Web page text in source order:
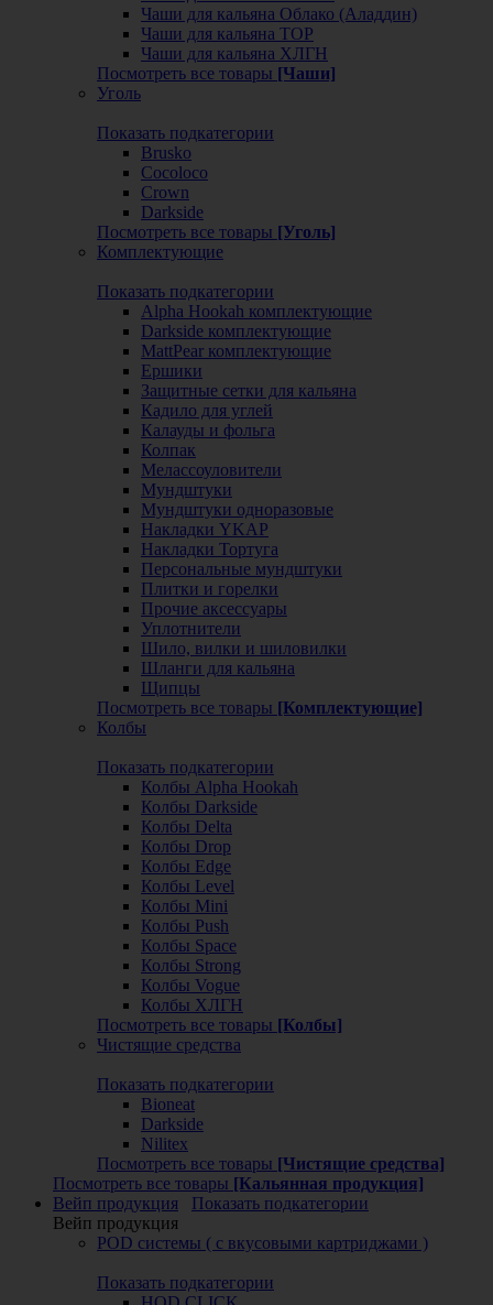
Чаши для кальяна Облако (Аладдин)
Чаши для кальяна ТОР
Чаши для кальяна ХЛГН
Посмотреть все товары [Чаши]
Уголь
Показать подкатегории
Brusko
Cocoloco
Crown
Darkside
Посмотреть все товары [Уголь]
Комплектующие
Показать подкатегории
Alpha Hookah комплектующие
Darkside комплектующие
MattPear комплектующие
Ершики
Защитные сетки для кальяна
Кадило для углей
Калауды и фольга
Колпак
Мелассоуловители
Мундштуки
Мундштуки одноразовые
Накладки YKAP
Накладки Тортуга
Персональные мундштуки
Плитки и горелки
Прочие аксессуары
Уплотнители
Шило, вилки и шиловилки
Шланги для кальяна
Щипцы
Посмотреть все товары [Комплектующие]
Колбы
Показать подкатегории
Колбы Alpha Hookah
Колбы Darkside
Колбы Delta
Колбы Drop
Колбы Edge
Колбы Level
Колбы Mini
Колбы Push
Колбы Space
Колбы Strong
Колбы Vogue
Колбы ХЛГН
Посмотреть все товары [Колбы]
Чистящие средства
Показать подкатегории
Bioneat
Darkside
Nilitex
Посмотреть все товары [Чистящие средства]
Посмотреть все товары [Кальянная продукция]
Вейп продукция
Показать подкатегории
Вейп продукция
POD системы ( с вкусовыми картриджами )
Показать подкатегории